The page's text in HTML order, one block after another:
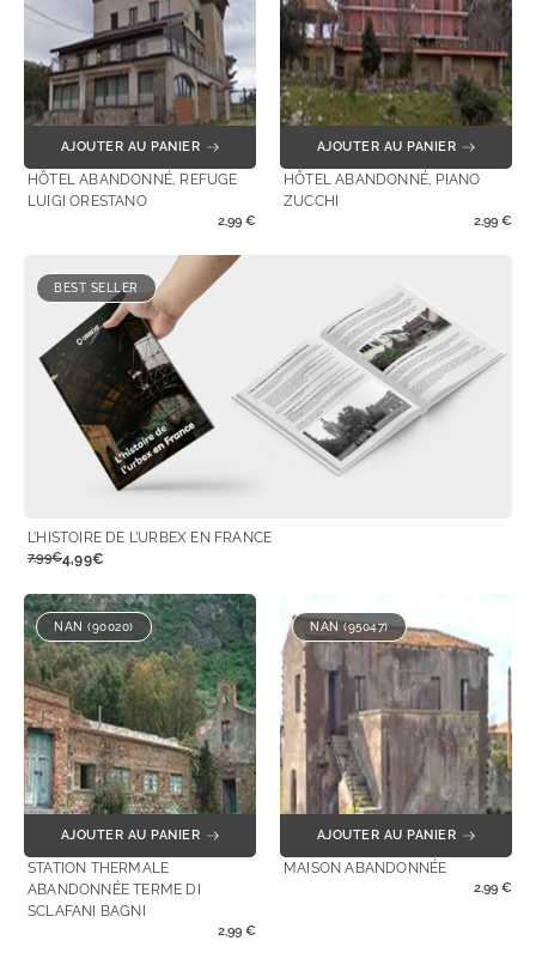
AJOUTER AU PANIER
HÔTEL ABANDONNÉ, REFUGE
LUIGI ORESTANO
2,99 €
AJOUTER AU PANIER
HÔTEL ABANDONNÉ, PIANO
ZUCCHI
2,99 €
BEST SELLER
L’HISTOIRE DE L’URBEX EN FRANCE
7,99€4,99€
NAN (90020)
AJOUTER AU PANIER
STATION THERMALE
ABANDONNÉE TERME DI
SCLAFANI BAGNI
2,99 €
NAN (95047)
AJOUTER AU PANIER
MAISON ABANDONNÉE
2,99 €